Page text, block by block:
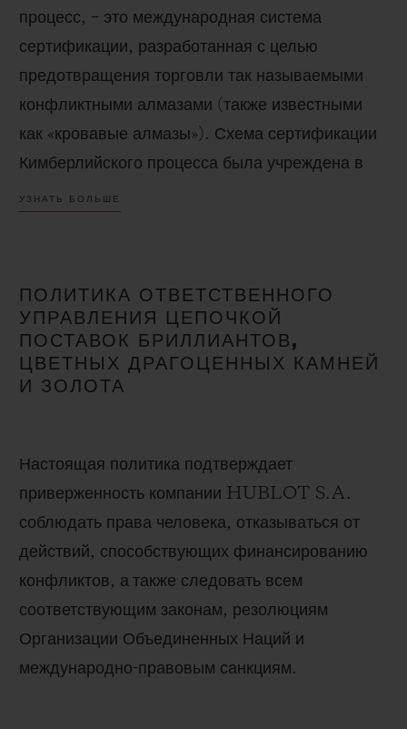
процесс, – это международная система
сертификации, разработанная с целью
предотвращения торговли так называемыми
конфликтными алмазами (также известными
как «кровавые алмазы»). Схема сертификации
Кимберлийского процесса была учреждена в
2003 году как инструмент по пресечению
государственный надзор за импортом и
экспортом неограненных алмазов, а также
полную отслеживаемость цепочки – от места
добычи минерального сырья до места продажи
УЗНАТЬ БОЛЬШЕ
ПОЛИТИКА ОТВЕТСТВЕННОГО
УПРАВЛЕНИЯ ЦЕПОЧКОЙ
ПОСТАВОК БРИЛЛИАНТОВ,
ЦВЕТНЫХ ДРАГОЦЕННЫХ КАМНЕЙ
И ЗОЛОТА
Настоящая политика подтверждает
приверженность компании HUBLOT S.A.
соблюдать права человека, отказываться от
действий, способствующих финансированию
конфликтов, а также следовать всем
соответствующим законам, резолюциям
Организации Объединенных Наций и
международно-правовым санкциям.